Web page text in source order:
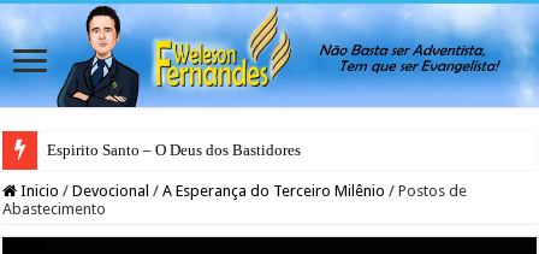
Espirito Santo – O Deus dos Bastidores
Inicio / Devocional / A Esperança do Terceiro Milênio / Postos de
Abastecimento